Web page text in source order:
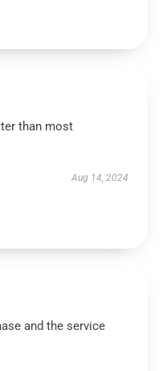
than most
Aug 14, 2024
and the service